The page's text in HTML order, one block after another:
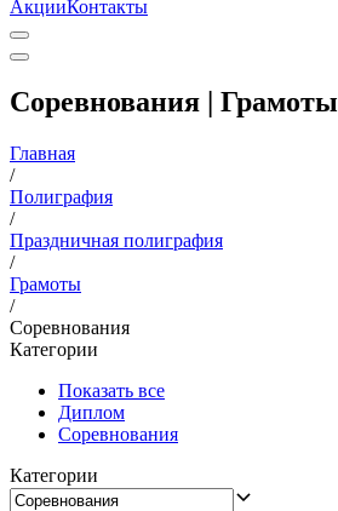
АкцииКонтакты
Соревнования | Грамоты
Главная
/
Полиграфия
/
Праздничная полиграфия
/
Грамоты
/
Соревнования
Категории
Показать все
Диплом
Соревнования
Категории